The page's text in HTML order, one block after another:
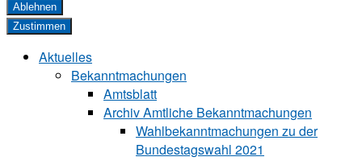
Ablehnen
Zustimmen
Aktuelles
Bekanntmachungen
Amtsblatt
Archiv Amtliche Bekanntmachungen
Wahlbekanntmachungen zu der
Bundestagswahl 2021